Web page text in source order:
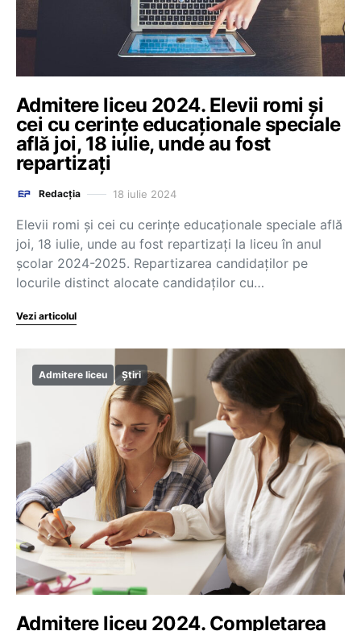
Admitere liceu 2024. Elevii romi și
cei cu cerințe educaționale speciale
află joi, 18 iulie, unde au fost
repartizați
Redacția 18 iulie 2024
Elevii romi și cei cu cerințe educaționale speciale află
joi, 18 iulie, unde au fost repartizați la liceu în anul
școlar 2024-2025. Repartizarea candidaților pe
locurile distinct alocate candidaților cu…
Vezi articolul
Admitere liceu Știri
Admitere liceu 2024. Completarea